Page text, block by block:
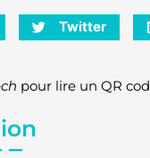
Twitter
pour lire un QR